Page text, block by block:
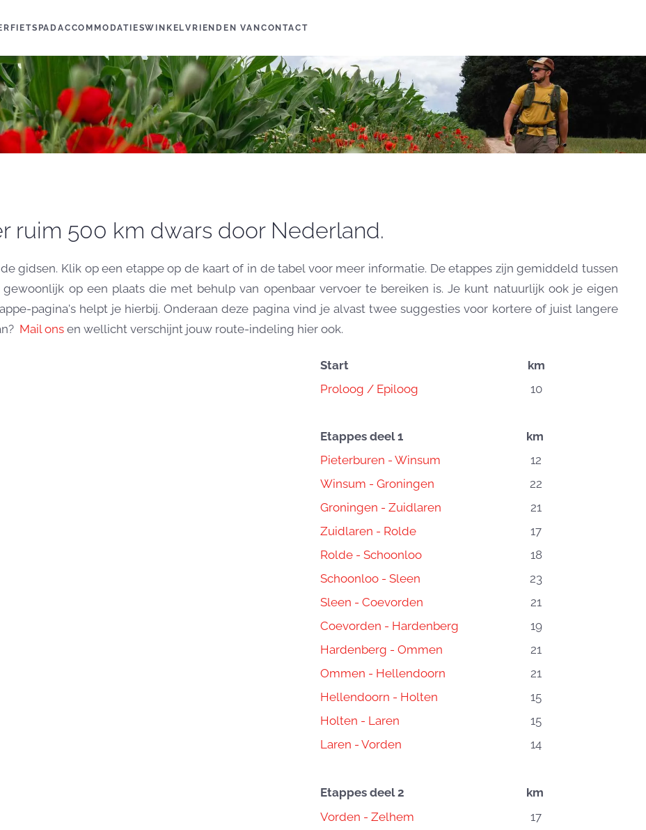
ACCOMMODATIESWINKELVRIENDEN VAN CONTACT
ruim 500 km dwars door Nederland.
gidsen. Klik op een etappe op de kaart of in de tabel voor meer informatie. De etappes zijn gemiddeld tussen
op een plaats die met behulp van openbaar vervoer te bereiken is. Je kunt natuurlijk ook je eigen
pagina's helpt je hierbij. Onderaan deze pagina vind je alvast twee suggesties voor kortere of juist langere
Mail ons en wellicht verschijnt jouw route-indeling hier ook.
Start
km
Proloog / Epiloog
10
Etappes deel 1
km
Pieterburen - Winsum
12
Winsum - Groningen
22
Groningen - Zuidlaren
21
Zuidlaren - Rolde
17
Rolde - Schoonloo
18
Schoonloo - Sleen
23
Sleen - Coevorden
21
Coevorden - Hardenberg
19
Hardenberg - Ommen
21
Ommen - Hellendoorn
21
Hellendoorn - Holten
15
Holten - Laren
15
Laren - Vorden
14
Etappes deel 2
km
Vorden - Zelhem
17